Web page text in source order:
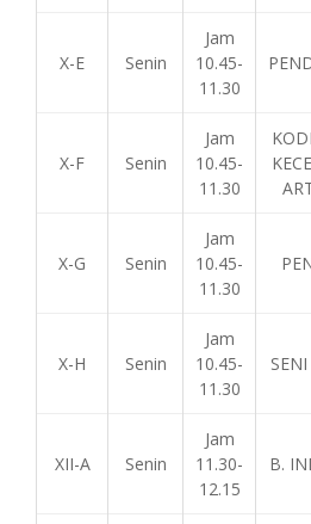
X-E Senin
Jam
10.45-
11.30
X-F Senin
Jam
10.45-
11.30
X-G Senin
Jam
10.45-
11.30
X-H Senin
Jam
10.45-
11.30
XII-A Senin
Jam
11.30-
12.15
B.